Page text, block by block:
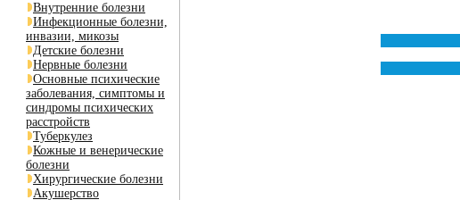
Внутренние болезни
Инфекционные болезни,
инвазии, микозы
Детские болезни
Нервные болезни
Основные психические
заболевания, симптомы и
синдромы психических
расстройств
Туберкулез
Кожные и венерические
болезни
Хирургические болезни
Акушерство